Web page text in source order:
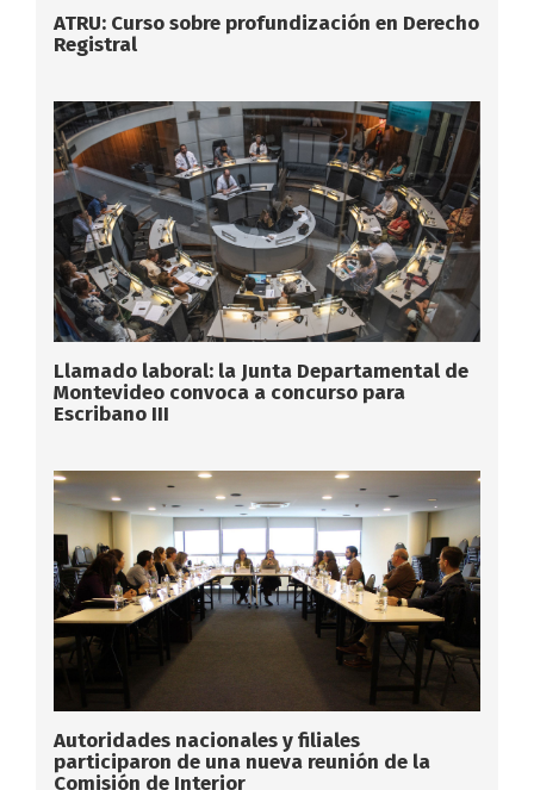
ATRU: Curso sobre profundización en Derecho
Registral
Llamado laboral: la Junta Departamental de
Montevideo convoca a concurso para
Escribano III
Autoridades nacionales y filiales
participaron de una nueva reunión de la
Comisión de Interior